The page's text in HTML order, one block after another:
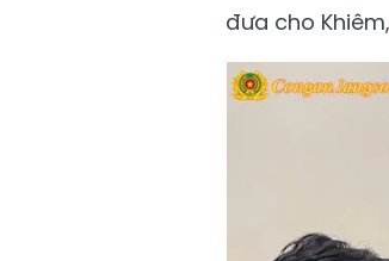
đưa cho